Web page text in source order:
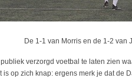
De 1-1 van Morris en de 1-2 van
verzorgd voetbal te laten zien
op zich knap: ergens merk je dat de